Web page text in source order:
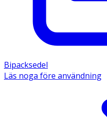
Bipacksedel
Läs noga före användning